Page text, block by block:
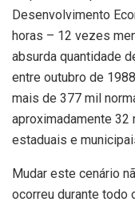
Desenvolvimento
horas – 12 vezes
absurda quantidade
entre outubro de
mais de 377 mil
aproximadamente 32
estaduais e
Mudar este cenário
ocorreu durante todo